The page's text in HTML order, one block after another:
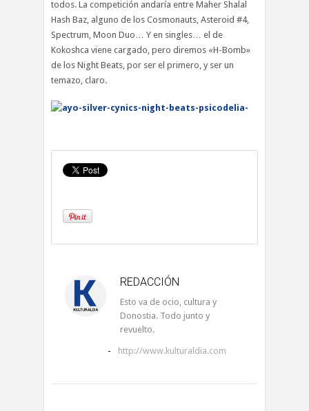
todos. La competición andaría entre Maher Shalal
Hash Baz, alguno de los Cosmonauts, Asteroid #4,
Spectrum, Moon Duo… Y en singles… el de
Kokoshca viene cargado, pero diremos «H-Bomb»
de los Night Beats, por ser el primero, y ser un
temazo, claro.
REDACCIÓN
Esto va de ocio, cultura y
Donostia. Todo junto y
revuelto.
- http://www.kulturaldia.com